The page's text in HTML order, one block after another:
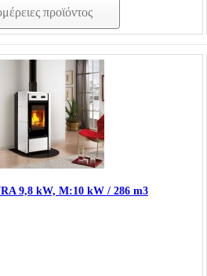
προϊόντος
9,8 kW, Μ:10 kW / 286 m3